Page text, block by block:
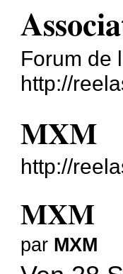
Forum de
http://
MXM
http://
MXM
par MXM